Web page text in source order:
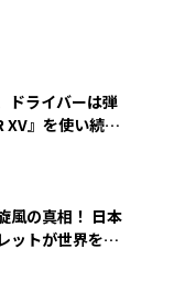
ドライバーは弾
XV』を使い続け
風の真相！ 日本
ットが世界を席